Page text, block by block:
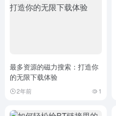
最多资源的磁力搜索：打造你
的无限下载体验
2年前 1